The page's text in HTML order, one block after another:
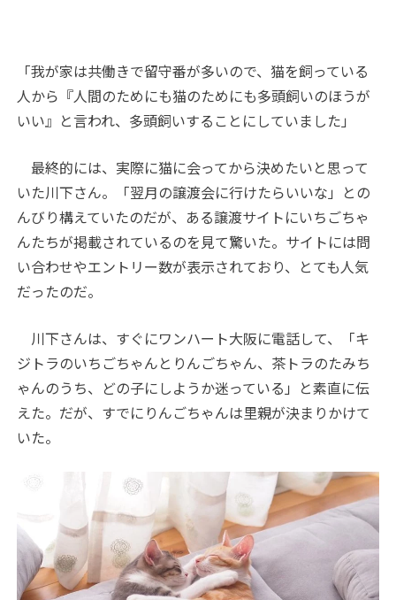
「我が家は共働きで留守番が多いので、猫を飼っている
人から『人間のためにも猫のためにも多頭飼いのほうが
いい』と言われ、多頭飼いすることにしていました」
最終的には、実際に猫に会ってから決めたいと思って
いた川下さん。「翌月の譲渡会に行けたらいいな」との
んびり構えていたのだが、ある譲渡サイトにいちごちゃ
んたちが掲載されているのを見て驚いた。サイトには問
い合わせやエントリー数が表示されており、とても人気
だったのだ。
川下さんは、すぐにワンハート大阪に電話して、「キ
ジトラのいちごちゃんとりんごちゃん、茶トラのたみち
ゃんのうち、どの子にしようか迷っている」と素直に伝
えた。だが、すでにりんごちゃんは里親が決まりかけて
いた。